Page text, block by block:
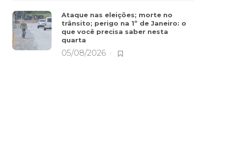
Ataque nas eleições; morte no
trânsito; perigo na 1º de Janeiro: o
que você precisa saber nesta
quarta
05/08/2026